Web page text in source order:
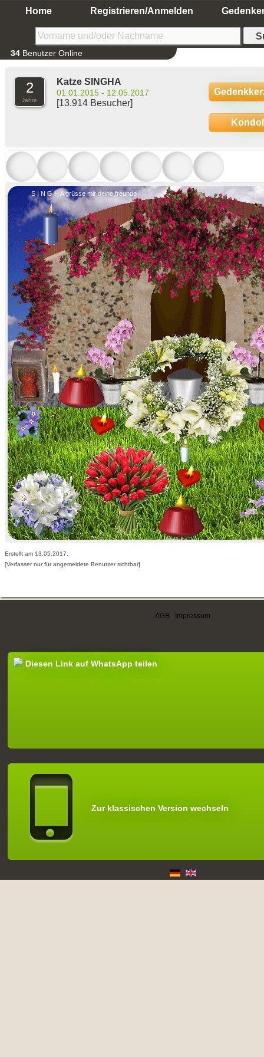
Home Registrieren/Anmelden
34 Benutzer Online
2
Jahre
Katze SINGHA
01.01.2015 - 12.05.2017
[13.914 Besucher]
S I N G H A grüsse mir deine freunde
Erstellt am 13.05.2017,
[Verfasser nur für angemeldete Benutzer sichtbar]
AGB Impressum
Diesen Link auf WhatsApp teilen
Zur klassischen Version wechseln